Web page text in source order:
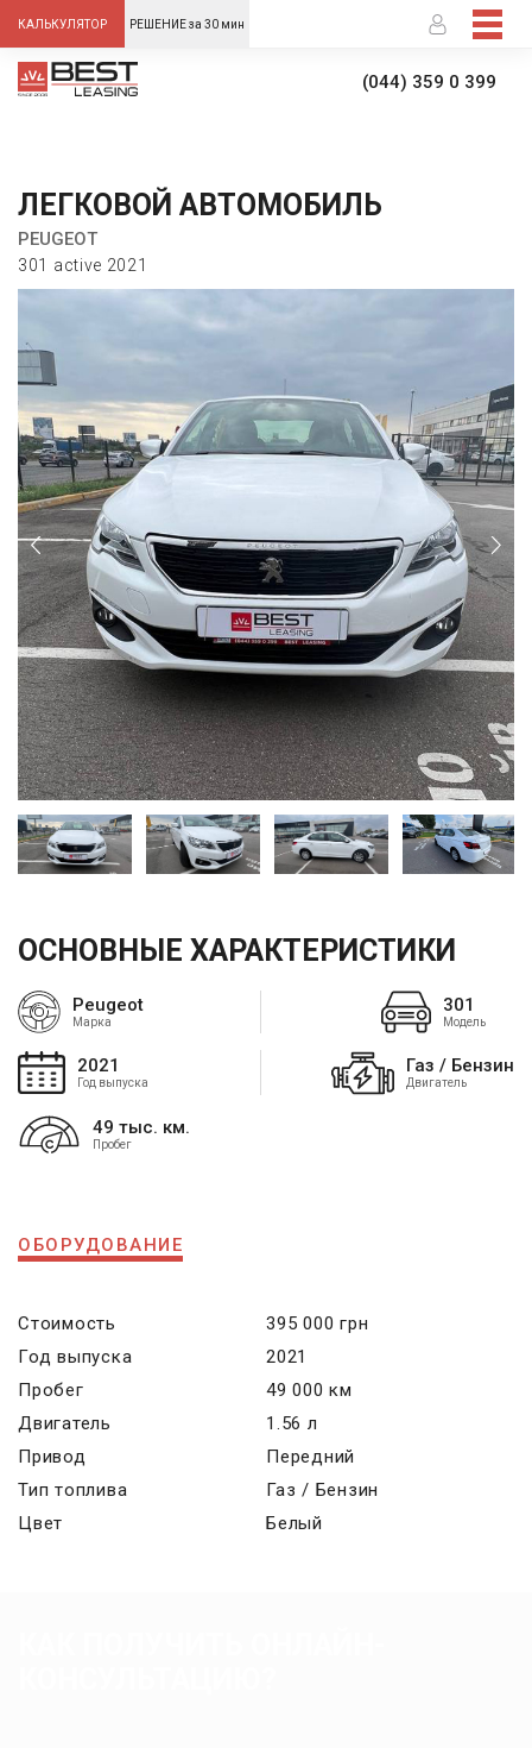
КАЛЬКУЛЯТОР РЕШЕНИЕ за 30 мин
(044) 359 0 399
ЛЕГКОВОЙ АВТОМОБИЛЬ
PEUGEOT
301 active 2021
ОСНОВНЫЕ ХАРАКТЕРИСТИКИ
Peugeot
Марка
301
Модель
2021
Год выпуска
Газ / Бензин
Двигатель
49 тыс. км.
Пробег
ОБОРУДОВАНИЕ
Стоимость
395 000 грн
Год выпуска
2021
Пробег
49 000 км
Двигатель
1.56 л
Привод
Передний
Тип топлива
Газ / Бензин
Цвет
Белый